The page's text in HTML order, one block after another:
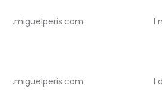
.miguelperis.com 1
.miguelperis.com 1